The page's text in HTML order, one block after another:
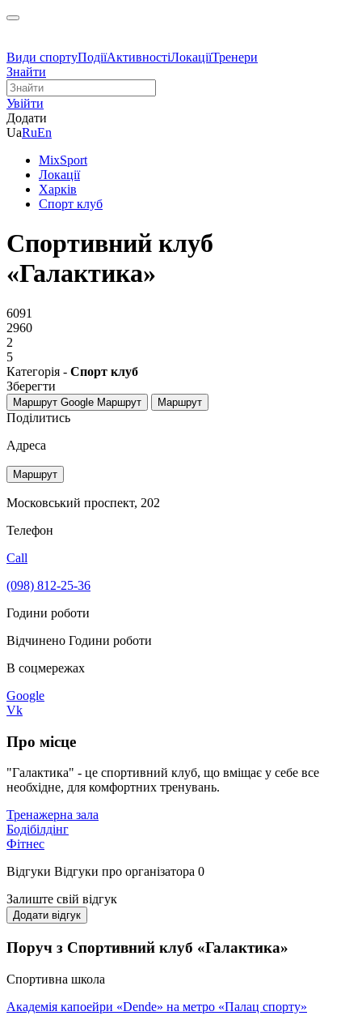
Види спортуПодіїАктивностіЛокаціїТренери
Знайти
Увійти
Додати
UaRuEn
MixSport
Локації
Харків
Спорт клуб
Спортивний клуб
«Галактика»
6091
2960
2
5
Категорія - Спорт клуб
Зберегти
Маршрут Google Маршрут Маршрут
Поділитись
Адреса
Маршрут
Московський проспект, 202
Телефон
Call
(098) 812-25-36
Години роботи
Відчинено Години роботи
В соцмережах
Google
Vk
Про місце
"Галактика" - це спортивний клуб, що вміщає у себе все
необхідне, для комфортних тренувань.
Тренажерна зала
Бодібілдінг
Фітнес
Відгуки Відгуки про організатора 0
Залиште свій відгук
Додати відгук
Поруч з Спортивний клуб «Галактика»
Спортивна школа
Академія капоейри «Dende» на метро «Палац спорту»